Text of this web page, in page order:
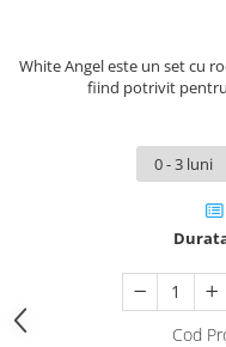
White Angel este un set cu
fiind potrivit
Cod